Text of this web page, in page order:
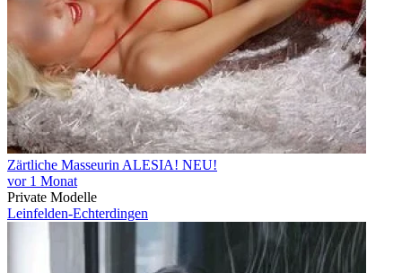
Zärtliche Masseurin ALESIA! NEU!
vor 1 Monat
Private Modelle
Leinfelden-Echterdingen